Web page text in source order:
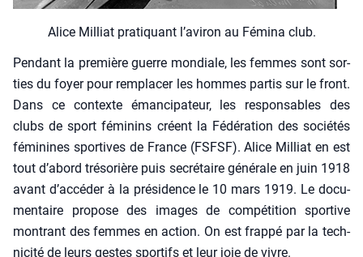
Alice Mil­liat pra­ti­quant l’aviron au Fémi­na club.
Pen­dant la pre­mière guerre mon­diale, les femmes sont sor­
ties du foyer pour rem­pla­cer les hommes par­tis sur le front.
Dans ce contexte éman­ci­pa­teur, les res­pon­sables des
clubs de sport fémi­nins créent la Fédé­ra­tion des socié­tés
fémi­nines spor­tives de France (FSFSF). Alice Mil­liat en est
tout d’a­bord tré­so­rière puis secré­taire géné­rale en juin 1918
avant d’ac­cé­der à la pré­si­dence le 10 mars 1919. Le docu­
men­taire pro­pose des images de com­pé­ti­tion spor­tive
mon­trant des femmes en action. On est frap­pé par la tech­
ni­ci­té de leurs gestes spor­tifs et leur joie de vivre.